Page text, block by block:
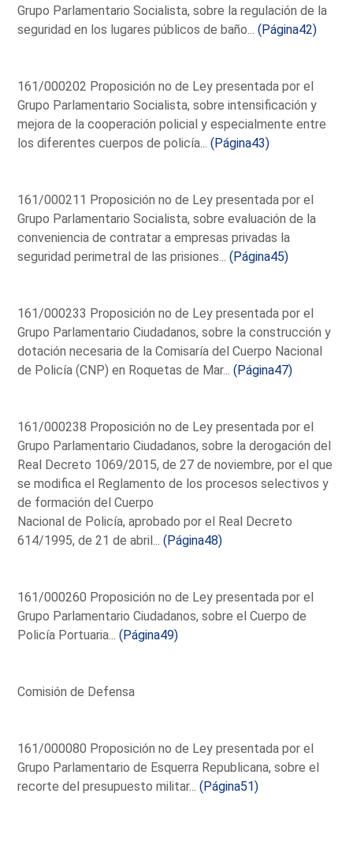
Grupo Parlamentario Socialista, sobre la regulación de la
seguridad en los lugares públicos de baño...(Página42)
161/000202 Proposición no de Ley presentada por el
Grupo Parlamentario Socialista, sobre intensificación y
mejora de la cooperación policial y especialmente entre
los diferentes cuerpos de policía...(Página43)
161/000211 Proposición no de Ley presentada por el
Grupo Parlamentario Socialista, sobre evaluación de la
conveniencia de contratar a empresas privadas la
seguridad perimetral de las prisiones...(Página45)
161/000233 Proposición no de Ley presentada por el
Grupo Parlamentario Ciudadanos, sobre la construcción y
dotación necesaria de la Comisaría del Cuerpo Nacional
de Policía (CNP) en Roquetas de Mar...(Página47)
161/000238 Proposición no de Ley presentada por el
Grupo Parlamentario Ciudadanos, sobre la derogación del
Real Decreto 1069/2015, de 27 de noviembre, por el que
se modifica el Reglamento de los procesos selectivos y
de formación del Cuerpo
Nacional de Policía, aprobado por el Real Decreto
614/1995, de 21 de abril...(Página48)
161/000260 Proposición no de Ley presentada por el
Grupo Parlamentario Ciudadanos, sobre el Cuerpo de
Policía Portuaria...(Página49)
Comisión de Defensa
161/000080 Proposición no de Ley presentada por el
Grupo Parlamentario de Esquerra Republicana, sobre el
recorte del presupuesto militar...(Página51)